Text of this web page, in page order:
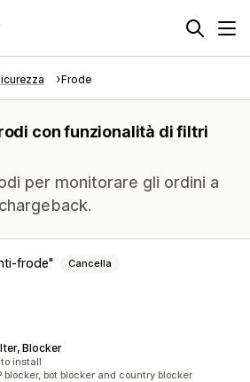
Frode
con funzionalità di filtri
per monitorare gli ordini a
frode Cancella
Blocker
to install
blocker, bot blocker and country blocker